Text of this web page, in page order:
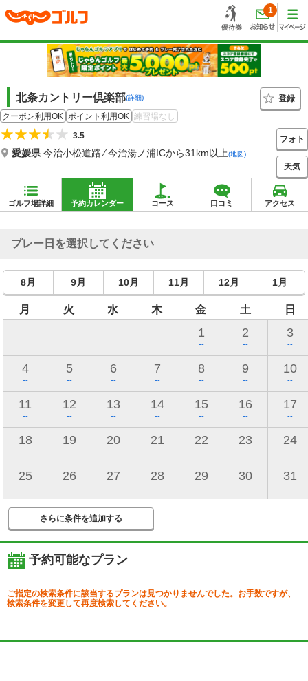
1
北条カントリー倶楽部(詳細)
登録
クーポン利用OK ポイント利用OK 練習場なし
3.5
愛媛県今治小松道路 ⁄ 今治湯ノ浦ICから31km以上(地図)
フォト
天気
ゴルフ場詳細 予約カレンダー コース 口コミ アクセス
プレー日を選択してください
8月 9月 10月 11月 12月 1月
月 火 水 木 金 土 日
1
--
2
--
3
--
4
--
5
--
6
--
7
--
8
--
9
--
10
--
11
--
12
--
13
--
14
--
15
--
16
--
17
--
18
--
19
--
20
--
21
--
22
--
23
--
24
--
25
--
26
--
27
--
28
--
29
--
30
--
31
--
さらに条件を追加する
予約可能なプラン
ご指定の検索条件に該当するプランは見つかりませんでした。お手数ですが、
検索条件を変更して再度検索してください。